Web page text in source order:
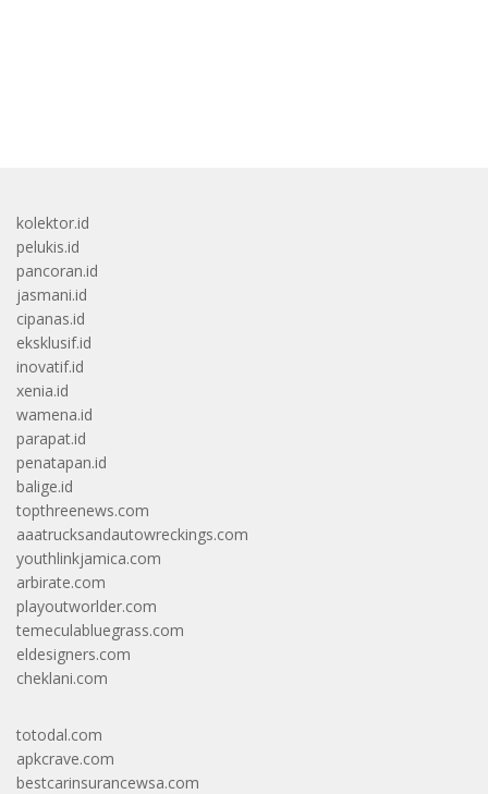
kolektor.id
pelukis.id
pancoran.id
jasmani.id
cipanas.id
eksklusif.id
inovatif.id
xenia.id
wamena.id
parapat.id
penatapan.id
balige.id
topthreenews.com
aaatrucksandautowreckings.com
youthlinkjamica.com
arbirate.com
playoutworlder.com
temeculabluegrass.com
eldesigners.com
cheklani.com
totodal.com
apkcrave.com
bestcarinsurancewsa.com